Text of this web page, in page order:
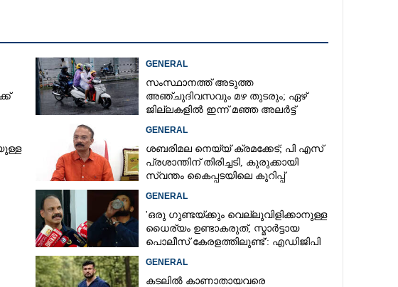
GENERAL
സംസ്ഥാനത്ത് അടുത്ത
അ‌ഞ്ചുദിവസവും മഴ തുടരും; ഏഴ്
ജില്ലകളിൽ ഇന്ന് മഞ്ഞ അലർട്ട്
GENERAL
ശബരിമല നെയ്യ് ക്രമക്കേട്; പി എസ്
പ്രശാന്തിന് തിരിച്ചടി, കുരുക്കായി
സ്വന്തം കൈപ്പടയിലെ കുറിപ്പ്
GENERAL
'ഒരു ഗുണ്ടയ്ക്കും വെല്ലുവിളിക്കാനുള്ള
ധൈര്യം ഉണ്ടാകരുത്, സ്മാർട്ടായ
പൊലീസ് കേരളത്തിലുണ്ട്': എഡിജിപി
GENERAL
കടലിൽ കാണാതായവരെ